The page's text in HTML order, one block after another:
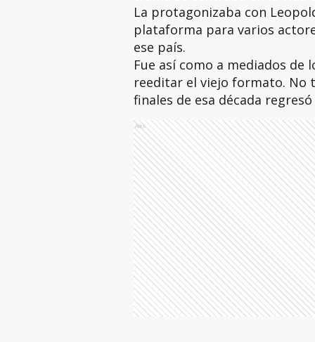
La protagonizaba con
plataforma para varios
ese país.
Fue así como a mediados de
reeditar el viejo formato. No
finales de esa década
Ads